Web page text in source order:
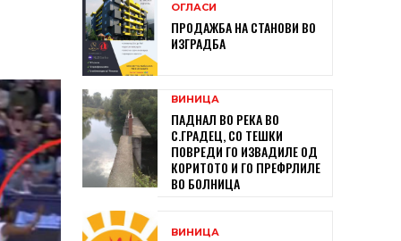
ОГЛАСИ
ПРОДАЖБА НА СТАНОВИ ВО
ИЗГРАДБА
ВИНИЦА
ПАДНАЛ ВО РЕКА ВО
С.ГРАДЕЦ, СО ТЕШКИ
ПОВРЕДИ ГО ИЗВАДИЛЕ ОД
КОРИТОТО И ГО ПРЕФРЛИЛЕ
ВО БОЛНИЦА
ВИНИЦА